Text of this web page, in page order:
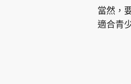
當然，
適合青